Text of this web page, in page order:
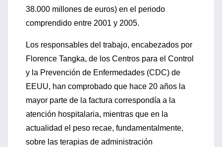
38.000 millones de euros) en el periodo
comprendido entre 2001 y 2005.
Los responsables del trabajo, encabezados por
Florence Tangka, de los Centros para el Control
y la Prevención de Enfermedades (CDC) de
EEUU, han comprobado que hace 20 años la
mayor parte de la factura correspondía a la
atención hospitalaria, mientras que en la
actualidad el peso recae, fundamentalmente,
sobre las terapias de administración